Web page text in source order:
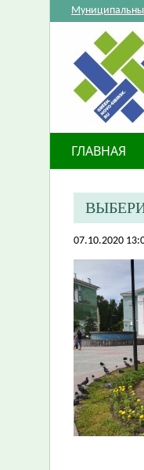
ГЛАВНАЯ
07.10.2020